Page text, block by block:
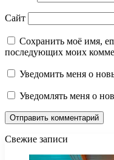
Сайт
Сохранить моё имя,
последующих моих
Уведомить меня о
Уведомлять меня о
Свежие записи